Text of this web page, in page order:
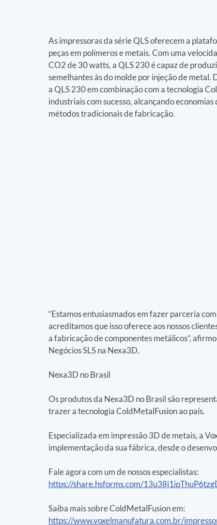
As impressoras da série QLS oferecem a
peças em polímeros e metais. Com uma
CO2 de 30 watts, a QLS 230 é capaz de
semelhantes às do molde por injeção de
a QLS 230 em combinação com a tecnologia
industriais com sucesso, alcançando
métodos tradicionais de fabricação.
“Estamos entusiasmados em fazer parceria
acreditamos que isso oferece aos nossos
a fabricação de componentes metálicos”,
Negócios SLS na Nexa3D.
Nexa3D no Brasil
Os produtos da Nexa3D no Brasil são
trazer a tecnologia ColdMetalFusion ao país.
Especializada em impressão 3D de metais, a
implementação da sua fábrica, desde o
Fale agora com um de nossos especialistas:
https://share.hsforms.com/
Saiba mais sobre ColdMetalFusion em:
https://www.voxelmanufatura.com.br/